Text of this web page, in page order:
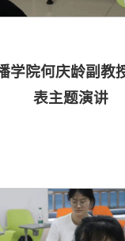
学院何庆龄副教
表主题演讲